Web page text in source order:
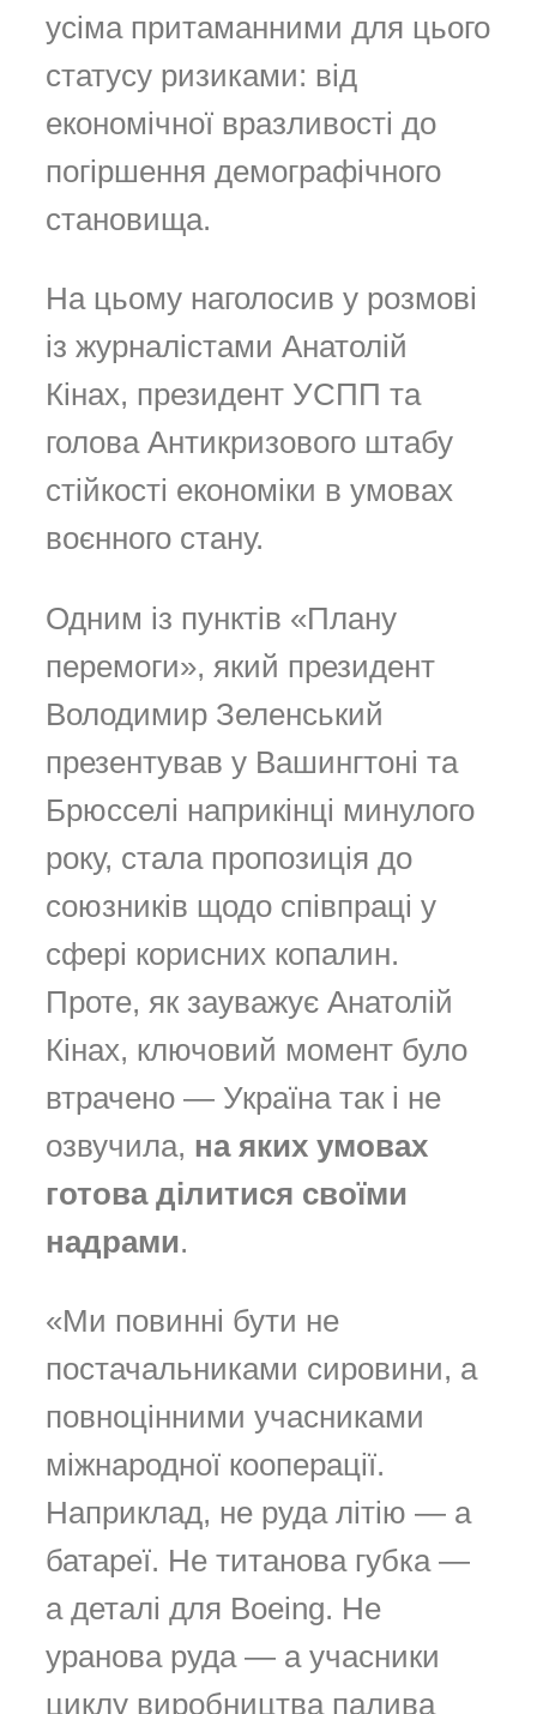
усіма притаманними для цього
статусу ризиками: від
економічної вразливості до
погіршення демографічного
становища.
На цьому наголосив у розмові
із журналістами Анатолій
Кінах, президент УСПП та
голова Антикризового штабу
стійкості економіки в умовах
воєнного стану.
Одним із пунктів «Плану
перемоги», який президент
Володимир Зеленський
презентував у Вашингтоні та
Брюсселі наприкінці минулого
року, стала пропозиція до
союзників щодо співпраці у
сфері корисних копалин.
Проте, як зауважує Анатолій
Кінах, ключовий момент було
втрачено — Україна так і не
озвучила, на яких умовах
готова ділитися своїми
надрами.
«Ми повинні бути не
постачальниками сировини, а
повноцінними учасниками
міжнародної кооперації.
Наприклад, не руда літію — а
батареї. Не титанова губка —
а деталі для Boeing. Не
уранова руда — а учасники
циклу виробництва палива